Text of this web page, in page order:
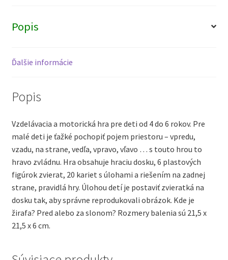
Popis
Ďalšie informácie
Popis
Vzdelávacia a motorická hra pre deti od 4 do 6 rokov. Pre
malé deti je ťažké pochopiť pojem priestoru – vpredu,
vzadu, na strane, vedľa, vpravo, vľavo … s touto hrou to
hravo zvládnu. Hra obsahuje hraciu dosku, 6 plastových
figúrok zvierat, 20 kariet s úlohami a riešením na zadnej
strane, pravidlá hry. Úlohou detí je postaviť zvieratká na
dosku tak, aby správne reprodukovali obrázok. Kde je
žirafa? Pred alebo za slonom? Rozmery balenia sú 21,5 x
21,5 x 6 cm.